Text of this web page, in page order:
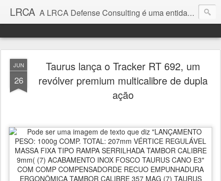
LRCA A LRCA Defense Consulting é uma entidade sem fins lucrativos que se dedica a produzir e divulgar notícias e análises sobre as Empresas de Defesa. Não somos jornalistas e nem este é um blog jornalístico.
JUN
26
Taurus lança o Tracker RT 692, um
revólver premium multicalibre de dupla
ação